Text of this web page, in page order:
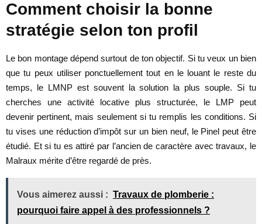
Comment choisir la bonne
stratégie selon ton profil
Le bon montage dépend surtout de ton objectif. Si tu veux un bien
que tu peux utiliser ponctuellement tout en le louant le reste du
temps, le LMNP est souvent la solution la plus souple. Si tu
cherches une activité locative plus structurée, le LMP peut
devenir pertinent, mais seulement si tu remplis les conditions. Si
tu vises une réduction d’impôt sur un bien neuf, le Pinel peut être
étudié. Et si tu es attiré par l’ancien de caractère avec travaux, le
Malraux mérite d’être regardé de près.
Vous aimerez aussi : Travaux de plomberie :
pourquoi faire appel à des professionnels ?